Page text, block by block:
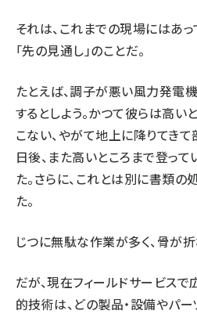
それは、これまでの現場にはあ
「先の見通し」のことだ。
たとえば、調子が悪い風力発電
するとしよう。かつて彼らは高い
こない、やがて地上に降りてき
日後、また高いところまで登っ
た。さらに、これとは別に書類
た。
じつに無駄な作業が多く、骨が折
だが、現在フィールドサービス
的技術は、どの製品・設備やパ